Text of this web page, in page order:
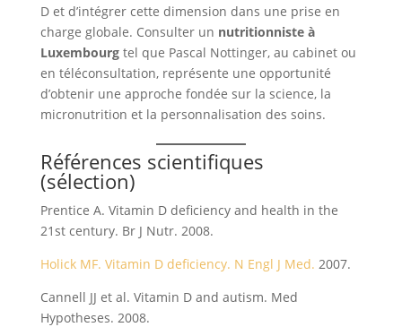
D et d’intégrer cette dimension dans une prise en
charge globale. Consulter un nutritionniste à
Luxembourgtel que Pascal Nottinger, au cabinet ou
en téléconsultation, représente une opportunité
d’obtenir une approche fondée sur la science, la
micronutrition et la personnalisation des soins.
Références scientifiques
(sélection)
Prentice A. Vitamin D deficiency and health in the
21st century. Br J Nutr. 2008.
Holick MF. Vitamin D deficiency. N Engl J Med. 2007.
Cannell JJ et al. Vitamin D and autism. Med
Hypotheses. 2008.